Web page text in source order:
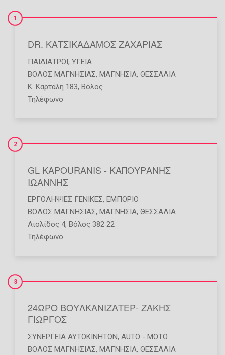
DR. ΚΑΤΣΙΚΑΔΑΜΟΣ ΖΑΧΑΡΙΑΣ
1
ΠΑΙΔΊΑΤΡΟΙ, ΥΓΕΊΑ
ΒΟΛΟΣ ΜΑΓΝΗΣΙΑΣ, ΜΑΓΝΗΣΙΑ, ΘΕΣΣΑΛΙΑ
Κ. Καρτάλη 183, Βόλος
Τηλέφωνο
GL KAPOURANIS - ΚΑΠΟΥΡΑΝΗΣ
ΙΩΑΝΝΗΣ
2
ΕΡΓΟΛΗΨΊΕΣ ΓΕΝΙΚΈΣ, ΕΜΠΌΡΙΟ
ΒΟΛΟΣ ΜΑΓΝΗΣΙΑΣ, ΜΑΓΝΗΣΙΑ, ΘΕΣΣΑΛΙΑ
Αιολίδος 4, Βόλος 382 22
Τηλέφωνο
24ΩΡΟ ΒΟΥΛΚΑΝΙΖΑΤΕΡ- ΖΑΚΗΣ
ΓΙΩΡΓΟΣ
3
ΣΥΝΕΡΓΕΊΑ ΑΥΤΟΚΙΝΉΤΩΝ, AUTO - MOTO
ΒΟΛΟΣ ΜΑΓΝΗΣΙΑΣ, ΜΑΓΝΗΣΙΑ, ΘΕΣΣΑΛΙΑ